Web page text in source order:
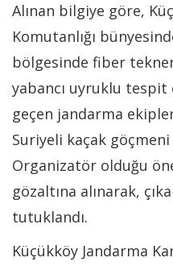
Alınan bilgiye göre,
Komutanlığı
bölgesinde fiber
yabancı uyruklu
geçen jandarma
Suriyeli kaçak göçmeni
Organizatör olduğu
gözaltına alınarak,
tutuklandı.
Küçükköy Jandarma